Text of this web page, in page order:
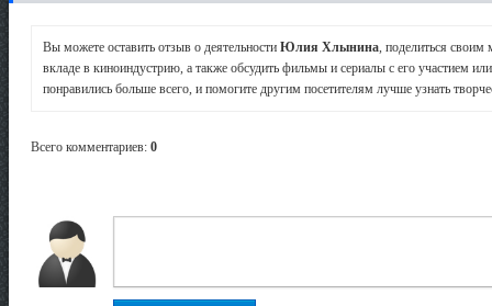
Вы можете оставить отзыв о деятельности Юлия Хлынина, поделиться своим
вкладе в киноиндустрию, а также обсудить фильмы и сериалы с его участием
понравились больше всего, и помогите другим посетителям лучше узнать
Всего комментариев: 0